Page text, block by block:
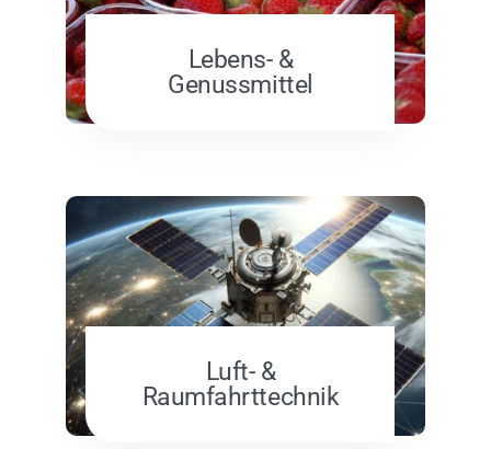
Lebens- &
Genussmittel
Luft- &
Raumfahrttechnik